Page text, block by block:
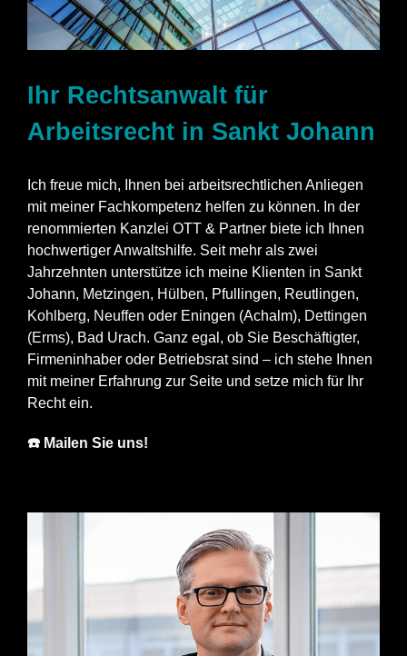
Ihr Rechtsanwalt für
Arbeitsrecht in Sankt Johann
Ich freue mich, Ihnen bei arbeitsrechtlichen Anliegen
mit meiner Fachkompetenz helfen zu können. In der
renommierten Kanzlei OTT & Partner biete ich Ihnen
hochwertiger Anwaltshilfe. Seit mehr als zwei
Jahrzehnten unterstütze ich meine Klienten in Sankt
Johann, Metzingen, Hülben, Pfullingen, Reutlingen,
Kohlberg, Neuffen oder Eningen (Achalm), Dettingen
(Erms), Bad Urach. Ganz egal, ob Sie Beschäftigter,
Firmeninhaber oder Betriebsrat sind – ich stehe Ihnen
mit meiner Erfahrung zur Seite und setze mich für Ihr
Recht ein.
☎️ Mailen Sie uns!